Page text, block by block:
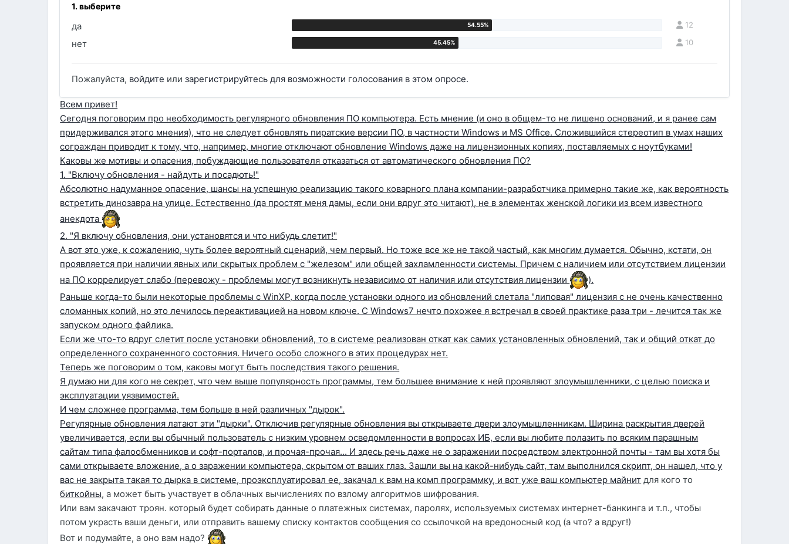
1. выберите
да 12
нет 10
Пожалуйста, войдите илизарегистрируйтесь для возможности голосования в этом опросе.
Всем привет!
Сегодня поговорим про необходимость регулярного обновления ПО компьютера. Есть мнение (и оно в общем-то не лишено оснований, и я ранее сам
придерживался этого мнения), что не следует обновлять пиратские версии ПО, в частности Windows и MS Office. Сложившийся стереотип в умах наших
сограждан приводит к тому, что, например, многие отключают обновление Windows даже на лицензионных копиях, поставляемых с ноутбуками!
Каковы же мотивы и опасения, побуждающие пользователя отказаться от автоматического обновления ПО?
1. "Включу обновления - найдуть и посадють!"
Абсолютно надуманное опасение, шансы на успешную реализацию такого коварного плана компании-разработчика примерно такие же, как вероятность
встретить динозавра на улице. Естественно (да простят меня дамы, если они вдруг это читают), не в элементах женской логики из всем известного
анекдота
2. "Я включу обновления, они установятся и что нибудь слетит!"
А вот это уже, к сожалению, чуть более вероятный сценарий, чем первый. Но тоже все же не такой частый, как многим думается. Обычно, кстати, он
проявляется при наличии явных или скрытых проблем с "железом" или общей захламленности системы. Причем с наличием или отсутствием лицензии
на ПО коррелирует слабо (перевожу - проблемы могут возникнуть независимо от наличия или отсутствия лицензии
).
Раньше когда-то были некоторые проблемы с WinXP, когда после установки одного из обновлений слетала "липовая" лицензия с не очень качественно
сломанных копий, но это лечилось переактивацией на новом ключе. С Windows7 нечто похожее я встречал в своей практике раза три - лечится так же
запуском одного файлика.
Если же что-то вдруг слетит после установки обновлений, то в системе реализован откат как самих установленных обновлений, так и общий откат до
определенного сохраненного состояния. Ничего особо сложного в этих процедурах нет.
Теперь же поговорим о том, каковы могут быть последствия такого решения.
Я думаю ни для кого не секрет, что чем выше популярность программы, тем большее внимание к ней проявляют злоумышленники, с целью поиска и
эксплуатации уязвимостей.
И чем сложнее программа, тем больше в ней различных "дырок".
Регулярные обновления латают эти "дырки". Отключив регулярные обновления вы открываете двери злоумышленникам. Ширина раскрытия дверей
увеличивается, если вы обычный пользователь с низким уровнем осведомленности в вопросах ИБ, если вы любите полазить по всяким парашным
сайтам типа фалообменников и софт-порталов, и прочая-прочая... И здесь речь даже не о заражении посредством электронной почты - там вы хотя бы
сами открываете вложение, а о заражении компьютера, скрытом от ваших глаз. Зашли вы на какой-нибудь сайт, там выполнился скрипт, он нашел, что у
вас не закрыта такая то дырка в системе, проэксплуатировал ее, закачал к вам на комп программку, и вот уже ваш компьютер майнит для кого то
биткойны, а может быть участвует в облачных вычислениях по взлому алгоритмов шифрования.
Или вам закачают троян. который будет собирать данные о платежных системах, паролях, используемых системах интернет-банкинга и т.п., чтобы
потом украсть ваши деньги, или отправить вашему списку контактов сообщения со ссылочкой на вредоносный код (а что? а вдруг!)
Вот и подумайте, а оно вам надо?